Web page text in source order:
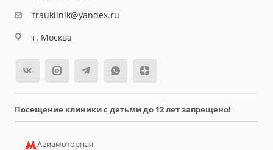
frauklinik@yandex.ru
г. Москва
Посещение клиники с детьми до 12 лет запрещено!
Авиамоторная